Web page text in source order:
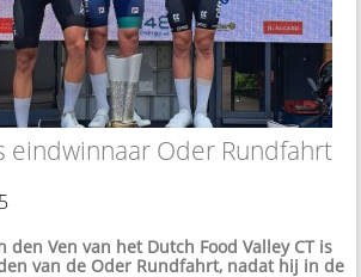
eindwinnaar Oder Rundfahrt
den Ven van het Dutch Food Valley CT is
van de Oder Rundfahrt, nadat hij in de